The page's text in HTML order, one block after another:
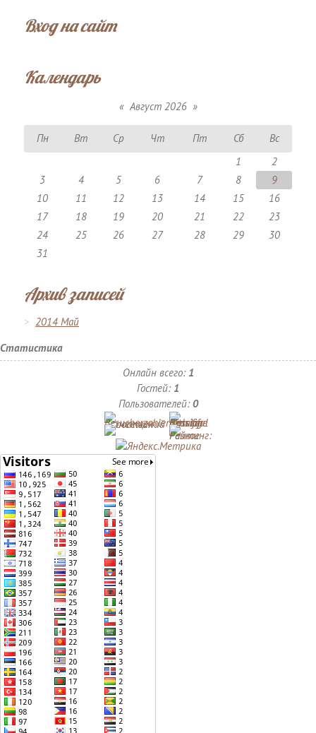
Вход на сайт
Календарь
« Август 2026 »
Пн Вт Ср Чт Пт Сб
Вс
1
2
3
4 5 6 7 8
9
10
11 12 13 14 15
16
17
18 19 20 21 22
23
24
25 26 27 28 29
30
31
Архив записей
2014 Май
Статистика
Онлайн всего: 1
Гостей: 1
Пользователей: 0